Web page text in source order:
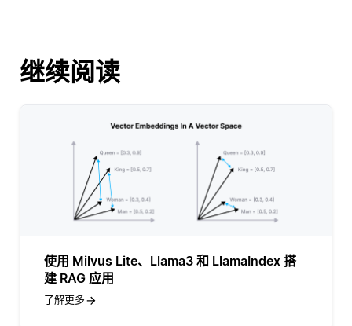
继续阅读
使用 Milvus Lite、Llama3 和 LlamaIndex 搭
建 RAG 应用
了解更多